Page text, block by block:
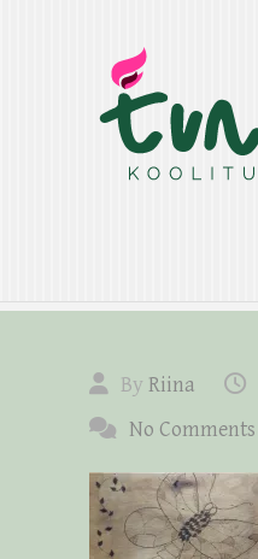
By Riina
No Comments